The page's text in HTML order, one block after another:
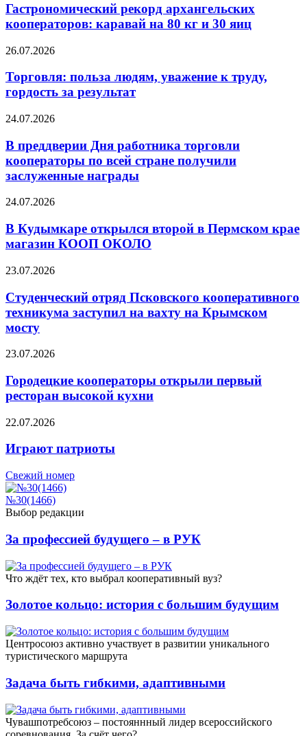
Гастрономический рекорд архангельских
кооператоров: каравай на 80 кг и 30 яиц
26.07.2026
Торговля: польза людям, уважение к труду,
гордость за результат
24.07.2026
В преддверии Дня работника торговли
кооператоры по всей стране получили
заслуженные награды
24.07.2026
В Кудымкаре открылся второй в Пермском крае
магазин КООП ОКОЛО
23.07.2026
Студенческий отряд Псковского кооперативного
техникума заступил на вахту на Крымском
мосту
23.07.2026
Городецкие кооператоры открыли первый
ресторан высокой кухни
22.07.2026
Играют патриоты
Свежий номер
№30(1466)
Выбор редакции
За профессией будущего – в РУК
Что ждёт тех, кто выбрал кооперативный вуз?
Золотое кольцо: история с большим будущим
Центросоюз активно участвует в развитии уникального
туристического маршрута
Задача быть гибкими, адаптивными
Чувашпотребсоюз – постояннный лидер всероссийского